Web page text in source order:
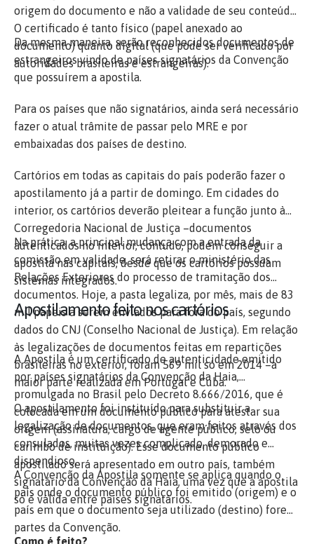
origem do documento e não a validade de seu conteúdo.
O certificado é tanto físico (papel anexado ao
documento) quanto digital (que pode ser verificado por
autoridades brasileiras e estrangeiras).
Da mesma maneira, serão reconhecidos documentos de
estrangeiros vindo de países signatários da Convenção
que possuírem a apostila.
Para os países que não signatários, ainda será necessário
fazer o atual trâmite de passar pelo MRE e por
embaixadas dos países de destino.
Cartórios em todas as capitais do país poderão fazer o
apostilamento já a partir de domingo. Em cidades do
interior, os cartórios deverão pleitear a função junto à
Corregedoria Nacional de Justiça –documentos
autenticados no interior, contudo, podem conseguir a
apostila nas capitais, desde que os cartórios possuam
sistemas integrados.
Na prática, a principal mudança com a entrada da
comissão em validade, será retirar o ministério das
Relações Exteriores do processo de tramitação dos
documentos. Hoje, a pasta legaliza, por mês, mais de 83
mil papeis a serem enviados para fora do país, segundo
dados do CNJ (Conselho Nacional de Justiça). Em relação
às legalizações de documentos feitas em repartições
brasileiras no exterior, foram 569 mil só em 2014 –a
maior parte realizada em Portugal e Cuba.
Apostilamento feito nos cartórios
A Apostila é um certificado de autenticidade emitido
por países signatários da Convenção da Haia,
promulgada no Brasil pelo Decreto 8.666/2016, que é
colocada em um documento público para atestar sua
origem (assinatura, cargo de agente público, selo ou
carimbo de instituição). Esse documento público
apostilado será apresentado em outro país, também
signatário da Convenção da Haia, uma vez que a apostila
só é válida entre países signatários.
O apostilamento foi instituído para substituir a
legalização de documentos, que eram feitos através dos
consulados, muitas vezes complicado, demorado e
dispendioso.
A Convenção da Apostila somente se aplica quando o
país onde o documento público foi emitido (origem) e o
país em que o documento seja utilizado (destino) forem
partes da Convenção.
Como é feito?